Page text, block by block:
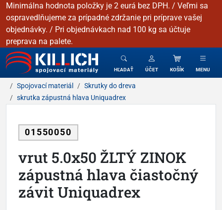
Minimálna hodnota položky je 2 eurá bez DPH. / Veľmi sa
ospravedlňujeme za prípadné zdržanie pri príprave vašej
objednávky. / Pri objednávkach nad 100 kg sa účtuje
preprava na palete.
KILLICH - Spojovacie materiály
HĽADAŤ ÚČET KOŠÍK MENU
Spojovací materiál
Skrutky do dreva
skrutka zápustná hlava Uniquadrex
01550050
vrut 5.0x50 ŽLTÝ ZINOK
zápustná hlava čiastočný
závit Uniquadrex